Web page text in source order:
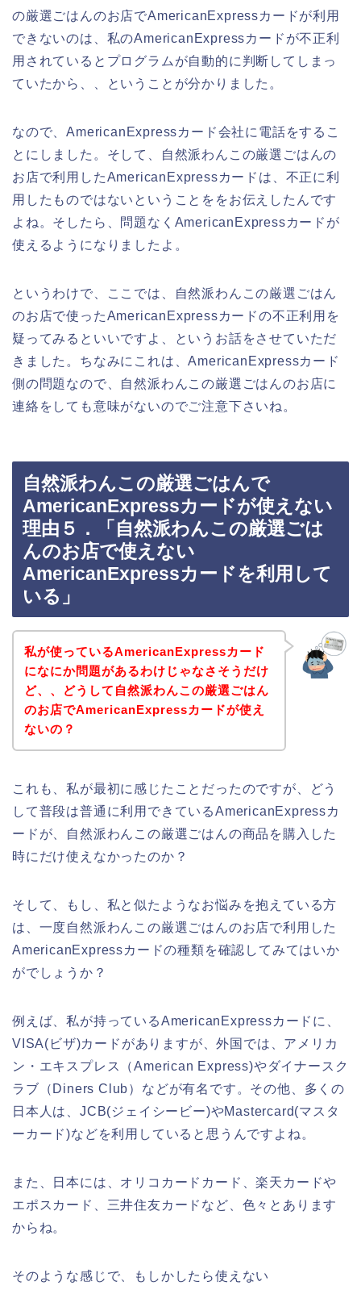
の厳選ごはんのお店でAmericanExpressカードが利用
できないのは、私のAmericanExpressカードが不正利
用されているとプログラムが自動的に判断してしまっ
ていたから、、ということが分かりました。
なので、AmericanExpressカード会社に電話をするこ
とにしました。そして、自然派わんこの厳選ごはんの
お店で利用したAmericanExpressカードは、不正に利
用したものではないということををお伝えしたんです
よね。そしたら、問題なくAmericanExpressカードが
使えるようになりましたよ。
というわけで、ここでは、自然派わんこの厳選ごはん
のお店で使ったAmericanExpressカードの不正利用を
疑ってみるといいですよ、というお話をさせていただ
きました。ちなみにこれは、AmericanExpressカード
側の問題なので、自然派わんこの厳選ごはんのお店に
連絡をしても意味がないのでご注意下さいね。
自然派わんこの厳選ごはんで
AmericanExpressカードが使えない
理由５．「自然派わんこの厳選ごは
んのお店で使えない
AmericanExpressカードを利用して
いる」
私が使っているAmericanExpressカード
になにか問題があるわけじゃなさそうだけ
ど、、どうして自然派わんこの厳選ごはん
のお店でAmericanExpressカードが使え
ないの？
これも、私が最初に感じたことだったのですが、どう
して普段は普通に利用できているAmericanExpressカ
ードが、自然派わんこの厳選ごはんの商品を購入した
時にだけ使えなかったのか？
そして、もし、私と似たようなお悩みを抱えている方
は、一度自然派わんこの厳選ごはんのお店で利用した
AmericanExpressカードの種類を確認してみてはいか
がでしょうか？
例えば、私が持っているAmericanExpressカードに、
VISA(ビザ)カードがありますが、外国では、アメリカ
ン・エキスプレス（American Express)やダイナースク
ラブ（Diners Club）などが有名です。その他、多くの
日本人は、JCB(ジェイシービー)やMastercard(マスタ
ーカード)などを利用していると思うんですよね。
また、日本には、オリコカードカード、楽天カードや
エポスカード、三井住友カードなど、色々とあります
からね。
そのような感じで、もしかしたら使えない